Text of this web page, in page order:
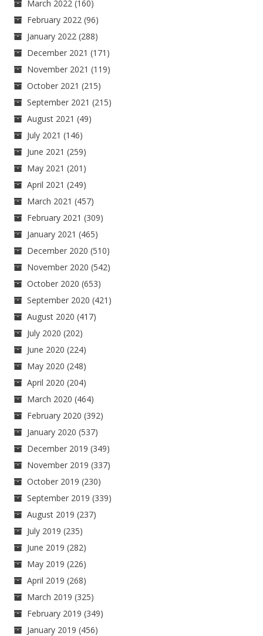
March 2022 (160)
February 2022 (96)
January 2022 (288)
December 2021 (171)
November 2021 (119)
October 2021 (215)
September 2021 (215)
August 2021 (49)
July 2021 (146)
June 2021 (259)
May 2021 (201)
April 2021 (249)
March 2021 (457)
February 2021 (309)
January 2021 (465)
December 2020 (510)
November 2020 (542)
October 2020 (653)
September 2020 (421)
August 2020 (417)
July 2020 (202)
June 2020 (224)
May 2020 (248)
April 2020 (204)
March 2020 (464)
February 2020 (392)
January 2020 (537)
December 2019 (349)
November 2019 (337)
October 2019 (230)
September 2019 (339)
August 2019 (237)
July 2019 (235)
June 2019 (282)
May 2019 (226)
April 2019 (268)
March 2019 (325)
February 2019 (349)
January 2019 (456)